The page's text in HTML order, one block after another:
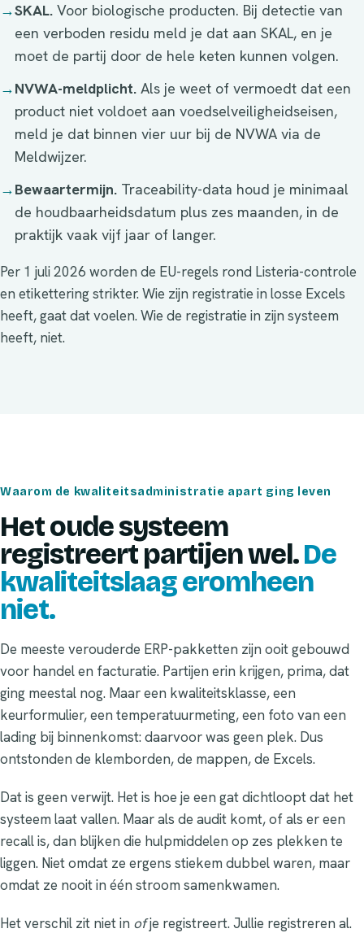
→SKAL. Voor biologische producten. Bij detectie van
een verboden residu meld je dat aan SKAL, en je
moet de partij door de hele keten kunnen volgen.
→NVWA-meldplicht. Als je weet of vermoedt dat een
product niet voldoet aan voedselveiligheidseisen,
meld je dat binnen vier uur bij de NVWA via de
Meldwijzer.
→Bewaartermijn. Traceability-data houd je minimaal
de houdbaarheidsdatum plus zes maanden, in de
praktijk vaak vijf jaar of langer.
Per 1 juli 2026 worden de EU-regels rond Listeria-controle
en etikettering strikter. Wie zijn registratie in losse Excels
heeft, gaat dat voelen. Wie de registratie in zijn systeem
heeft, niet.
Waarom de kwaliteitsadministratie apart ging leven
Het oude systeem
registreert partijen wel.De
kwaliteitslaag eromheen
niet.
De meeste verouderde ERP-pakketten zijn ooit gebouwd
voor handel en facturatie. Partijen erin krijgen, prima, dat
ging meestal nog. Maar een kwaliteitsklasse, een
keurformulier, een temperatuurmeting, een foto van een
lading bij binnenkomst: daarvoor was geen plek. Dus
ontstonden de klemborden, de mappen, de Excels.
Dat is geen verwijt. Het is hoe je een gat dichtloopt dat het
systeem laat vallen. Maar als de audit komt, of als er een
recall is, dan blijken die hulpmiddelen op zes plekken te
liggen. Niet omdat ze ergens stiekem dubbel waren, maar
omdat ze nooit in één stroom samenkwamen.
Het verschil zit niet in ofje registreert. Jullie registreren al.